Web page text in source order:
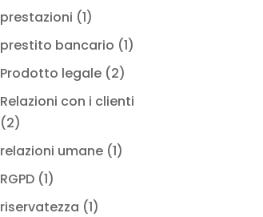
prestazioni (1)
prestito bancario (1)
Prodotto legale (2)
Relazioni con i clienti
(2)
relazioni umane (1)
RGPD (1)
riservatezza (1)